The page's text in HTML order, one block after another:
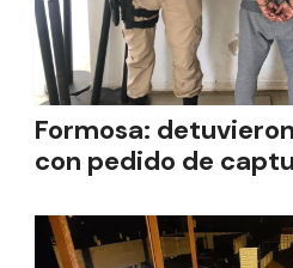
Formosa:
con pedido de